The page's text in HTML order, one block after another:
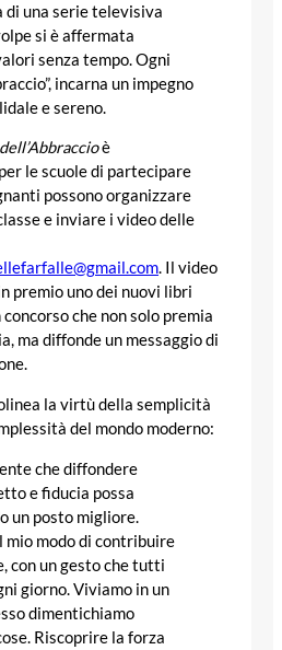
di una serie televisiva
si è affermata
senza tempo. Ogni
incarna un impegno
e sereno.
è
le scuole di partecipare
possono organizzare
e inviare i video delle
. Il video
premio uno dei nuovi libri
che non solo premia
ma diffonde un messaggio di
la virtù della semplicità
del mondo moderno:
che diffondere
e fiducia possa
un posto migliore.
il mio modo di contribuire
con un gesto che tutti
giorno. Viviamo in un
dimentichiamo
Riscoprire la forza